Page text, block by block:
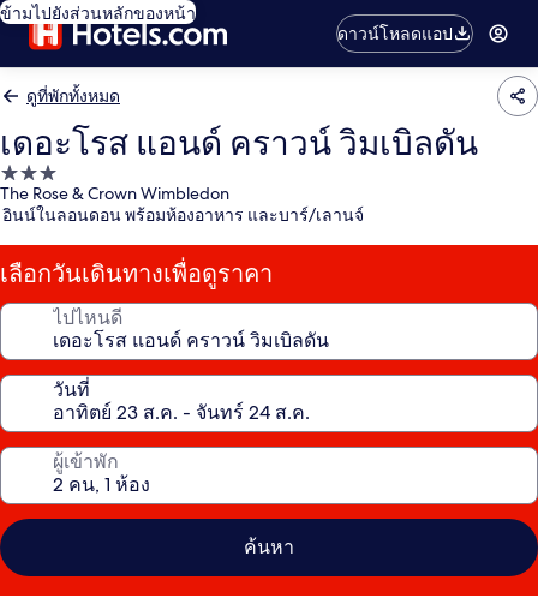
ข้ามไปยังส่วนหลักของหน้า
ดาวน์โหลดแอป
ดูที่พักทั้งหมด
เดอะโรส แอนด์ คราวน์ วิมเบิลดัน
ที่พัก
3.0
The Rose & Crown Wimbledon
อินน์ในลอนดอน พร้อมห้องอาหาร และบาร์/เลานจ์
เลือกวันเดินทางเพื่อดูราคา
ไปไหนดี
วันที่
ผู้เข้าพัก
ค้นหา